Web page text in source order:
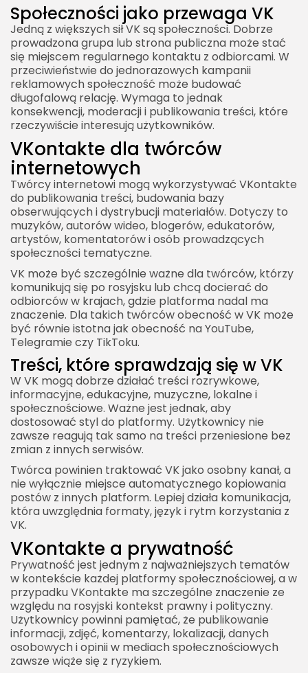
Społeczności jako przewaga VK
Jedną z większych sił VK są społeczności. Dobrze
prowadzona grupa lub strona publiczna może stać
się miejscem regularnego kontaktu z odbiorcami. W
przeciwieństwie do jednorazowych kampanii
reklamowych społeczność może budować
długofalową relację. Wymaga to jednak
konsekwencji, moderacji i publikowania treści, które
rzeczywiście interesują użytkowników.
VKontakte dla twórców
internetowych
Twórcy internetowi mogą wykorzystywać VKontakte
do publikowania treści, budowania bazy
obserwujących i dystrybucji materiałów. Dotyczy to
muzyków, autorów wideo, blogerów, edukatorów,
artystów, komentatorów i osób prowadzących
społeczności tematyczne.
VK może być szczególnie ważne dla twórców, którzy
komunikują się po rosyjsku lub chcą docierać do
odbiorców w krajach, gdzie platforma nadal ma
znaczenie. Dla takich twórców obecność w VK może
być równie istotna jak obecność na YouTube,
Telegramie czy TikToku.
Treści, które sprawdzają się w VK
W VK mogą dobrze działać treści rozrywkowe,
informacyjne, edukacyjne, muzyczne, lokalne i
społecznościowe. Ważne jest jednak, aby
dostosować styl do platformy. Użytkownicy nie
zawsze reagują tak samo na treści przeniesione bez
zmian z innych serwisów.
Twórca powinien traktować VK jako osobny kanał, a
nie wyłącznie miejsce automatycznego kopiowania
postów z innych platform. Lepiej działa komunikacja,
która uwzględnia formaty, język i rytm korzystania z
VK.
VKontakte a prywatność
Prywatność jest jednym z najważniejszych tematów
w kontekście każdej platformy społecznościowej, a w
przypadku VKontakte ma szczególne znaczenie ze
względu na rosyjski kontekst prawny i polityczny.
Użytkownicy powinni pamiętać, że publikowanie
informacji, zdjęć, komentarzy, lokalizacji, danych
osobowych i opinii w mediach społecznościowych
zawsze wiąże się z ryzykiem.